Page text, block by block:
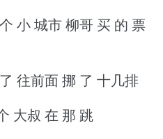
小 城市 柳哥 买 的 票
往前面 挪 了 十几排
大叔 在 那 跳